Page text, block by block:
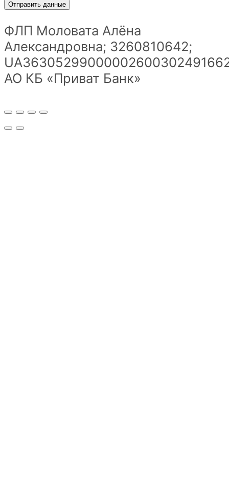
ФЛП Моловата Алёна
Александровна; 3260810642;
АО КБ «Приват Банк»